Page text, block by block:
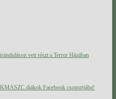
vett részt a Terror Házában
diákok Facebook csoportjába!